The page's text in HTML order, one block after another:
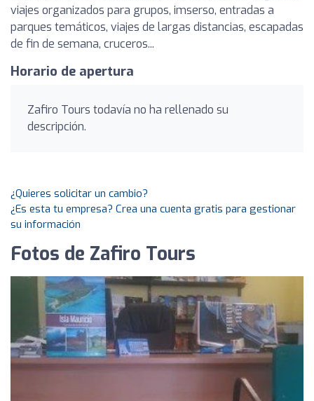
viajes organizados para grupos, imserso, entradas a
parques temáticos, viajes de largas distancias, escapadas
de fin de semana, cruceros...
Horario de apertura
Zafiro Tours todavía no ha rellenado su
descripción.
¿Quieres solicitar un cambio?
¿Es esta tu empresa? Crea una cuenta gratis para gestionar
su información
Fotos de Zafiro Tours